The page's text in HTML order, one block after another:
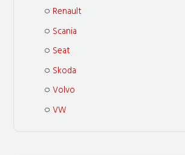
Renault
Scania
Seat
Skoda
Volvo
VW